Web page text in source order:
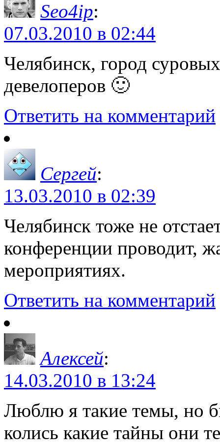
Seo4ip:
07.03.2010 в 02:44
Челябинск, город
девелоперов 🙂
Ответить на комментарий
Сергей:
13.03.2010 в 02:39
Челябинск тоже не
конференции проводит,
мероприятиях.
Ответить на комментарий
Алексей:
14.03.2010 в 13:24
Люблю я такие темы, но
колись какие тайны они